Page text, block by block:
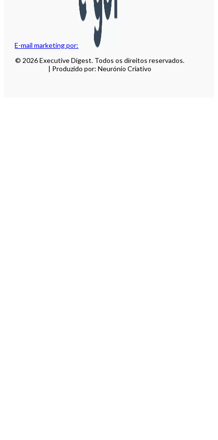
E-mail marketing por:
© 2026 Executive Digest. Todos os direitos reservados.
| Produzido por: Neurónio Criativo